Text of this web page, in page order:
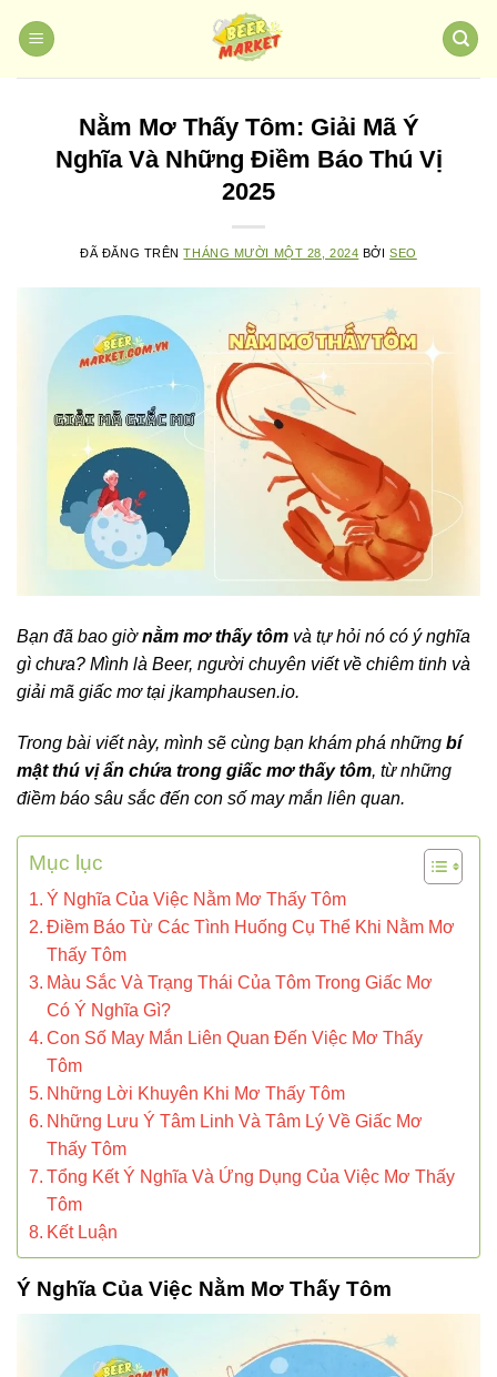
đến
Nằm Mơ Thấy Tôm: Giải Mã Ý
Nghĩa Và Những Điềm Báo Thú Vị
2025
ĐÃ ĐĂNG TRÊNTHÁNG MƯỜI MỘT 28, 2024 BỞISEO
Bạn đã bao giờnằm mơ thấy tôm và tự hỏi nó có ý nghĩa
gì chưa? Mình là Beer, người chuyên viết về chiêm tinh và
giải mã giấc mơ tại jkamphausen.io.
Trong bài viết này, mình sẽ cùng bạn khám phá những bí
mật thú vị ẩn chứa trong giấc mơ thấy tôm, từ những
điềm báo sâu sắc đến con số may mắn liên quan.
Mục lục
Ý Nghĩa Của Việc Nằm Mơ Thấy Tôm
Điềm Báo Từ Các Tình Huống Cụ Thể Khi Nằm Mơ
Thấy Tôm
Màu Sắc Và Trạng Thái Của Tôm Trong Giấc Mơ
Có Ý Nghĩa Gì?
Con Số May Mắn Liên Quan Đến Việc Mơ Thấy
Tôm
Những Lời Khuyên Khi Mơ Thấy Tôm
Những Lưu Ý Tâm Linh Và Tâm Lý Về Giấc Mơ
Thấy Tôm
Tổng Kết Ý Nghĩa Và Ứng Dụng Của Việc Mơ Thấy
Tôm
Kết Luận
Ý Nghĩa Của Việc Nằm Mơ Thấy Tôm